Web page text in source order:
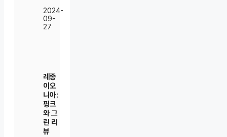
2024-
09-
27
레종
이오
니아:
핑크
와 그
린 리
뷰